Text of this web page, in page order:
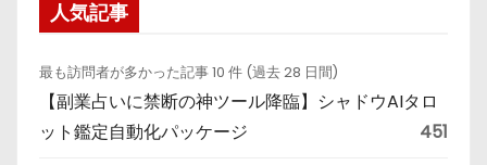
人気記事
最も訪問者が多かった記事 10 件 (過去 28 日間)
【副業占いに禁断の神ツール降臨】シャドウAIタロ
ット鑑定自動化パッケージ
451